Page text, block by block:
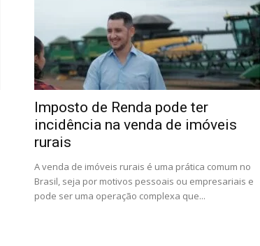
Imposto de Renda pode ter
incidência na venda de imóveis
rurais
A venda de imóveis rurais é uma prática comum no
Brasil, seja por motivos pessoais ou empresariais e
pode ser uma operação complexa que...